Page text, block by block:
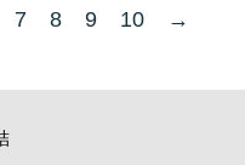
7 8 9 10 →